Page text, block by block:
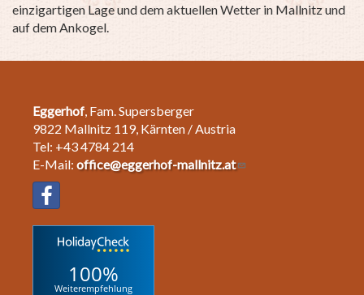
einzigartigen Lage und dem aktuellen Wetter in Mallnitz und
auf dem Ankogel.
Eggerhof, Fam. Supersberger
9822 Mallnitz 119, Kärnten / Austria
Tel: +43 4784 214
E-Mail: office@eggerhof-mallnitz.at
100%
Weiterempfehlung